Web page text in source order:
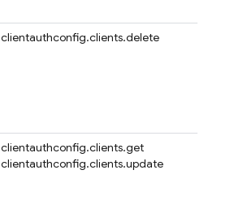
clientauthconfig.clients.delete
clientauthconfig.clients.get
clientauthconfig.clients.update